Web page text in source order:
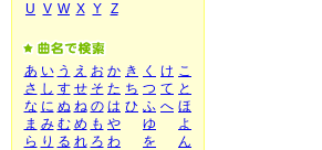
U V W X Y Z
あ い う え お か き く け こ
さ し す せ そ た ち つ て と
な に ぬ ね の は ひ ふ へ ほ
ま み む め も や ゆ
よ
ら り る れ ろ わ を
ん